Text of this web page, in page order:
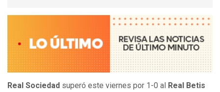
Real Sociedad superó este viernes por 1-0 al Real Betis